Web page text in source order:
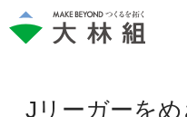
Jリーガーを